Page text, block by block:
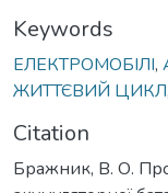
Keywords
ЕЛЕКТРОМОБІЛІ,
ЖИТТЄВИЙ ЦИКЛ
Citation
Бражник, В. О.